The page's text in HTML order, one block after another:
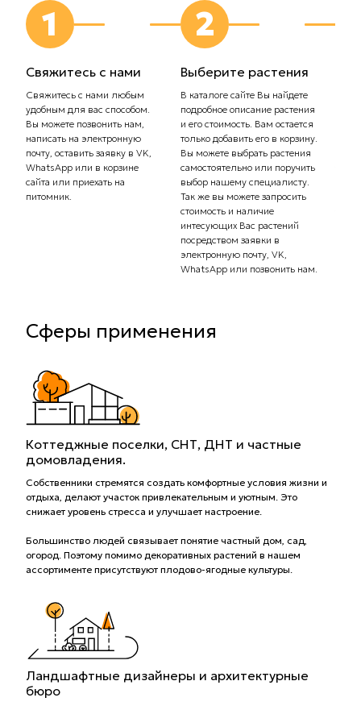
1
Свяжитесь с нами
Свяжитесь с нами любым
удобным для вас способом.
Вы можете позвонить нам,
написать на электронную
почту, оставить заявку в VK,
WhatsApp или в корзине
сайта или приехать на
питомник.
2
Выберите растения
В каталоге сайте Вы найдете
подробное описание растения
и его стоимость. Вам остается
только добавить его в корзину.
Вы можете выбрать растения
самостоятельно или поручить
выбор нашему специалисту.
Так же вы можете запросить
стоимость и наличие
интесующих Вас растений
посредством заявки в
электронную почту, VK,
WhatsApp или позвонить нам.
Сферы применения
Коттеджные поселки, СНТ, ДНТ и частные
домовладения.
Собственники стремятся создать комфортные условия жизни и
отдыха, делают участок привлекательным и уютным. Это
снижает уровень стресса и улучшает настроение.
Большинство людей связывает понятие частный дом, сад,
огород. Поэтому помимо декоративных растений в нашем
ассортименте присутствуют плодово-ягодные культуры.
Ландшафтные дизайнеры и архитектурные
бюро